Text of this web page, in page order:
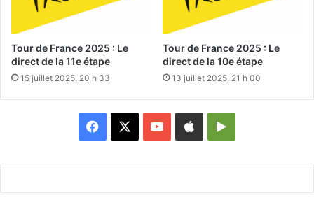
Tour de France 2025 : Le
direct de la 11e étape
15 juillet 2025, 20 h 33
Tour de France 2025 : Le
direct de la 10e étape
13 juillet 2025, 21 h 00
Facebook YouTubeAppleGoogle